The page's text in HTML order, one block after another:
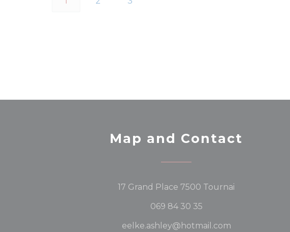
Map and Contact
17 Grand Place 7500 Tournai
069 84 30 35
eelke.ashley@hotmail.com